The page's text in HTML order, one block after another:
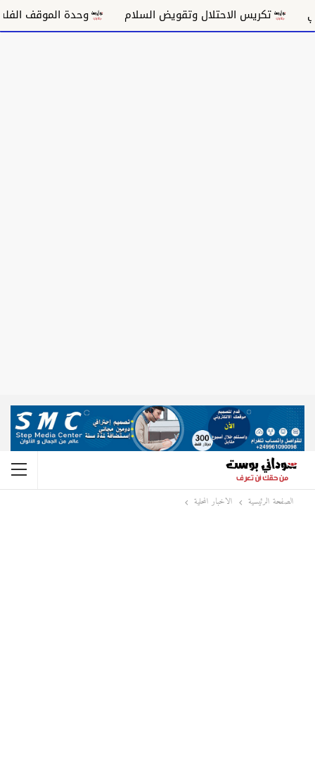
الاحتلال وتقويض السلام وحدة الموقف الفلسطيني
الصفحة الرئيسية الاخبار المحلية